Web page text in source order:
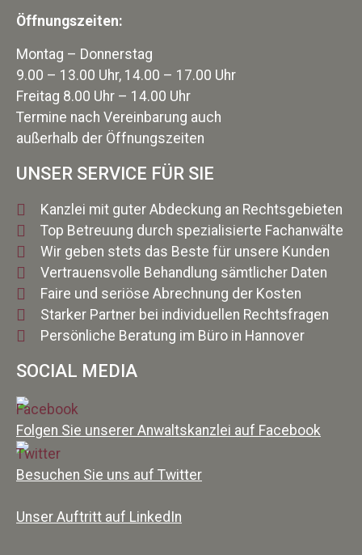
Öffnungszeiten:
Montag – Donnerstag
9.00 – 13.00 Uhr, 14.00 – 17.00 Uhr
Freitag 8.00 Uhr – 14.00 Uhr
Termine nach Vereinbarung auch
außerhalb der Öffnungszeiten
UNSER SERVICE FÜR SIE
Kanzlei mit guter Abdeckung an Rechtsgebieten
Top Betreuung durch spezialisierte Fachanwälte
Wir geben stets das Beste für unsere Kunden
Vertrauensvolle Behandlung sämtlicher Daten
Faire und seriöse Abrechnung der Kosten
Starker Partner bei individuellen Rechtsfragen
Persönliche Beratung im Büro in Hannover
SOCIAL MEDIA
Folgen Sie unserer Anwaltskanzlei auf Facebook
Besuchen Sie uns auf Twitter
Unser Auftritt auf LinkedIn